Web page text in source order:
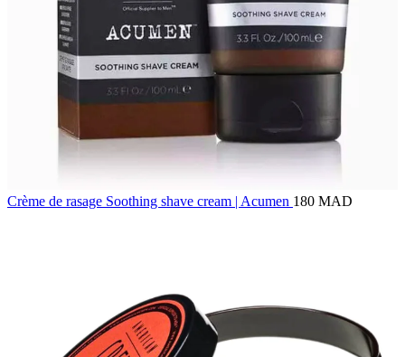
Crème de rasage Soothing shave cream | Acumen 180 MAD